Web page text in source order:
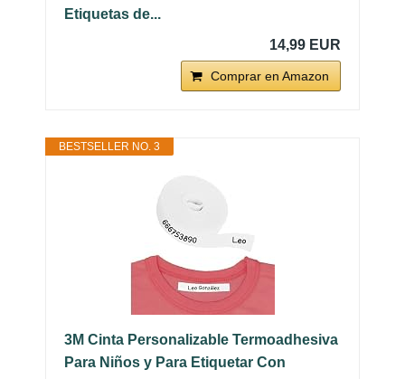
Etiquetas de...
14,99 EUR
Comprar en Amazon
BESTSELLER NO. 3
3M Cinta Personalizable Termoadhesiva
Para Niños y Para Etiquetar Con